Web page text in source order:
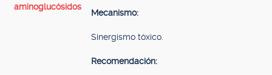
aminoglucósidos
Mecanismo:
Sinergismo tóxico.
Recomendación: